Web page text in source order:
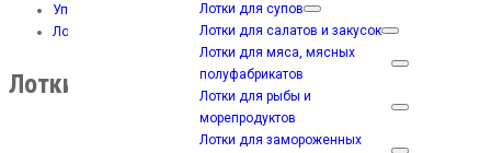
Лотки для супов
Лотки для салатов и закусок
Лотки для мяса, мясных
полуфабрикатов
Лотки для рыбы и
морепродуктов
Лотки для замороженных
Упаковка
Лотки из C-PET
Лотки из C-PET